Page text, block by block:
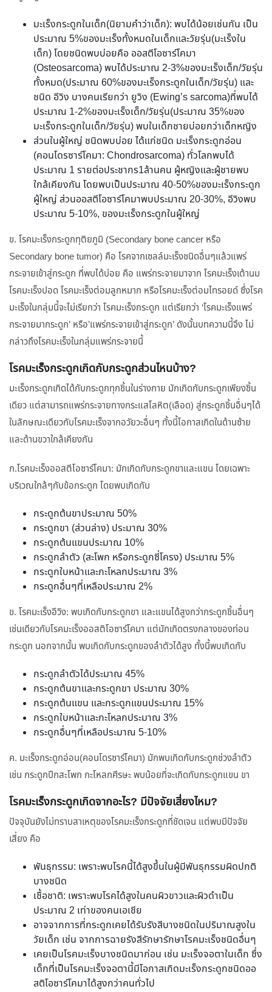
มะเร็งกระดูกในเด็ก(นิยามคำว่าเด็ก): พบได้น้อยเช่นกัน เป็น
ประมาณ 5%ของมะเร็งทั้งหมดในเด็กและวัยรุ่น(มะเร็งใน
เด็ก) โดยชนิดพบบ่อยคือ ออสตีโอซาร์โคมา
(Osteosarcoma) พบได้ประมาณ 2-3%ของมะเร็งเด็ก/วัยรุ่น
ทั้งหมด(ประมาณ 60%ของมะเร็งกระดูกในเด็ก/วัยรุ่น) และ
ชนิด อีวิง บางคนเรียกว่า ยูวิง (Ewing’s sarcoma)ที่พบได้
ประมาณ 1-2%ของมะเร็งเด็ก/วัยรุ่น(ประมาณ 35%ของ
มะเร็งกระดูกในเด็ก/วัยรุ่น) พบในเด็กชายบ่อยกว่าเด็กหญิง
ส่วนในผู้ใหญ่ ชนิดพบบ่อย ได้แก่ชนิด มะเร็งกระดูกอ่อน
(คอนโดรซาร์โคมา: Chondrosarcoma) ทั่วโลกพบได้
ประมาณ 1 รายต่อประชากร1ล้านคน ผู้หญิงและผู้ชายพบ
ใกล้เคียงกัน โดยพบเป็นประมาณ 40-50%ของมะเร็งกระดูก
ผู้ใหญ่ ส่วนออสตีโอซาร์โคมาพบประมาณ 20-30%, อีวิงพบ
ประมาณ 5-10%, ของมะเร็งกระดูกในผู้ใหญ่
ข. โรคมะเร็งกระดูกทุติยภูมิ (Secondary bone cancer หรือ
Secondary bone tumor) คือ โรคจากเซลล์มะเร็งชนิดอื่นๆแล้วแพร่
กระจายเข้าสู่กระดูก ที่พบได้บ่อย คือ แพร่กระจายมาจาก โรคมะเร็งเต้านม
โรคมะเร็งปอด โรคมะเร็งต่อมลูกหมาก หรือโรคมะเร็งต่อมไทรอยด์ ซึ่งโรค
มะเร็งในกลุ่มนี้จะไม่เรียกว่า โรคมะเร็งกระดูก แต่เรียกว่า ‘โรคมะเร็งแพร่
กระจายมากระดูก’ หรือ’แพร่กระจายเข้าสู่กระดูก’ ดังนั้นบทความนี้จึง ไม่
กล่าวถึงโรคมะเร็งในกลุ่มแพร่กระจายนี้
โรคมะเร็งกระดูกเกิดกับกระดูกส่วนไหนบ้าง?
มะเร็งกระดูกเกิดได้กับกระดูกทุกชิ้นในร่างกาย มักเกิดกับกระดูกเพียงชิ้น
เดียว แต่สามารถแพร่กระจายทางกระแสโลหิต(เลือด) สู่กระดูกชิ้นอื่นๆได้
ในลักษณะเดียวกับโรคมะเร็งจากอวัยวะอื่นๆ ทั้งนี้โอกาสเกิดในด้านซ้าย
และด้านขวาใกล้เคียงกัน
ก.โรคมะเร็งออสตีโอซาร์โคมา: มักเกิดกับกระดูกขาและแขน โดยเฉพาะ
บริเวณใกล้ๆกับข้อกระดูก โดยพบเกิดกับ
กระดูกต้นขาประมาณ 50%
กระดูกขา (ส่วนล่าง) ประมาณ 30%
กระดูกต้นแขนประมาณ 10%
กระดูกลำตัว (สะโพก หรือกระดูกซี่โครง) ประมาณ 5%
กระดูกใบหน้าและกะโหลกประมาณ 3%
กระดูกอื่นๆที่เหลือประมาณ 2%
ข. โรคมะเร็งอีวิง: พบเกิดกับกระดูกขา และแขนได้สูงกว่ากระดูกชิ้นอื่นๆ
เช่นเดียวกับโรคมะเร็งออสติโอซาร์โคมา แต่มักเกิดตรงกลางของท่อน
กระดูก นอกจากนั้น พบเกิดกับกระดูกของลำตัวได้สูง ทั้งนี้พบเกิดกับ
กระดูกลำตัวได้ประมาณ 45%
กระดูกต้นขาและกระดูกขา ประมาณ 30%
กระดูกต้นแขน และกระดูกแขนประมาณ 15%
กระดูกใบหน้าและกะโหลกประมาณ 3%
กระดูกอื่นๆที่เหลือประมาณ 5-10%
ค. มะเร็งกระดูกอ่อน(คอนโดรซาร์โคมา) มักพบเกิดกับกระดูกช่วงลำตัว
เช่น กระดูกปีกสะโพก กะโหลกศีรษะ พบน้อยที่จะเกิดกับกระดูกแขน ขา
โรคมะเร็งกระดูกเกิดจากอะไร? มีปัจจัยเสี่ยงไหม?
ปัจจุบันยังไม่ทราบสาเหตุของโรคมะเร็งกระดูกที่ชัดเจน แต่พบมีปัจจัย
เสี่ยง คือ
พันธุกรรม: เพราะพบโรคนี้ได้สูงขึ้นในผู้มีพันธุกรรมผิดปกติ
บางชนิด
เชื้อชาติ: เพราะพบโรคได้สูงในคนผิวขาวและผิวดำเป็น
ประมาณ 2 เท่าของคนเอเชีย
อาจจากการที่กระดูกเคยได้รับรังสีบางชนิดในปริมาณสูงใน
วัยเด็ก เช่น จากการฉายรังสีรักษารักษาโรคมะเร็งชนิดอื่นๆ
เคยเป็นโรคมะเร็งบางชนิดมาก่อน เช่น มะเร็งจอตาในเด็ก ซึ่ง
เด็กที่เป็นโรคมะเร็งจอตานี้มีโอกาสเกิดมะเร็งกระดูกชนิดออ
สติโอซาร์โคมาได้สูงกว่าคนทั่วไป